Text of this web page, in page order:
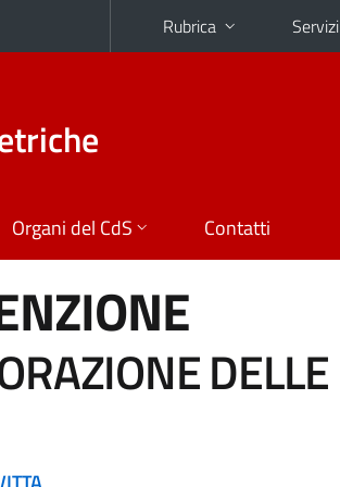
Rubrica Servizi
Organi del CdS Contatti
DELLE